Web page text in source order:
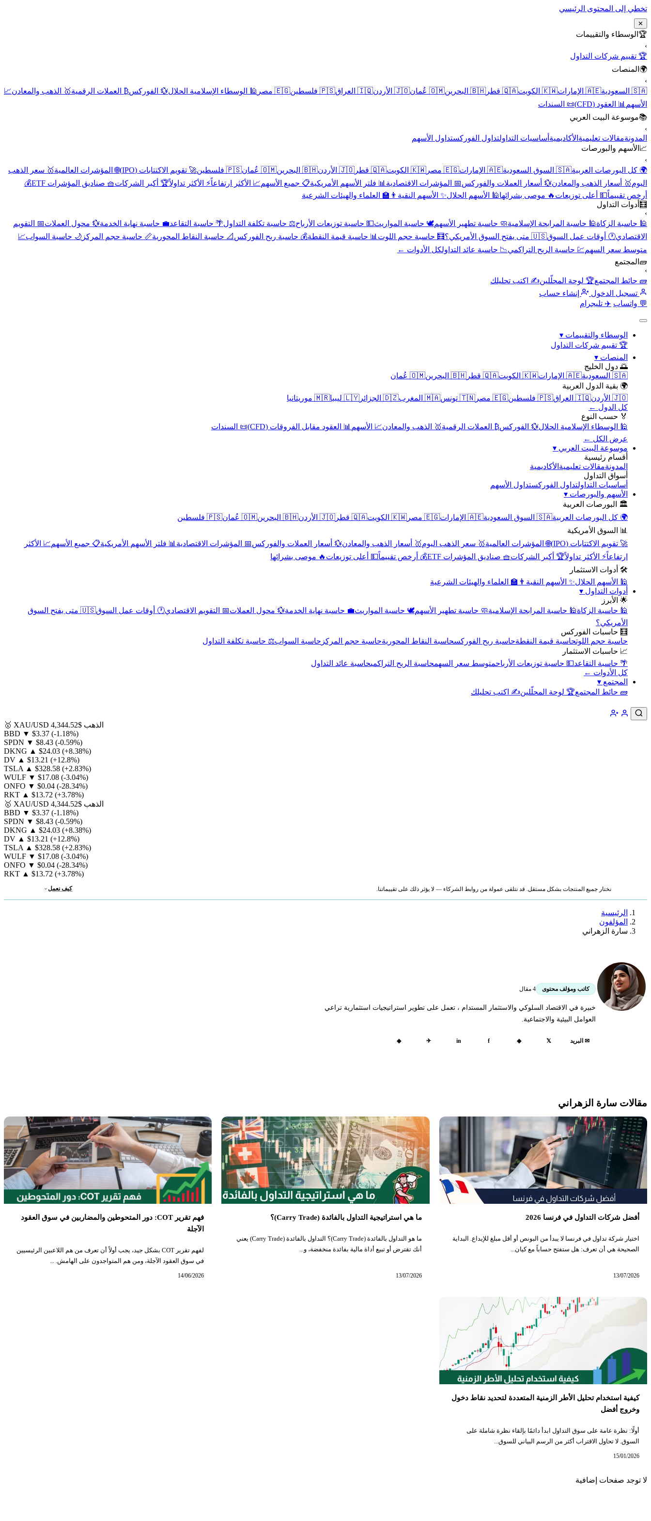
تخطي إلى المحتوى الرئيسي
✕
🏆 الوسطاء والتقييمات
›
🏆 تقييم شركات التداول
🌍 المنصات
›
🇸🇦 السعودية
🇦🇪 الإمارات 🇰🇼 الكويت 🇶🇦 قطر 🇧🇭 البحرين 🇴🇲 عُمان 🇯🇴 الأردن 🇮🇶 العراق 🇵🇸 فلسطين 🇪🇬 مصر 🕌 الوسطاء الإسلامية الحلال💱 الفوركس₿ العملات الرقمية🥇 الذهب والمعادن📈
الأسهم 📊 العقود (CFD)
📜 السندات
📚موسوعة البيت العربي
›
المدونةمقالات تعليمية الأكاديمية أساسيات التداولتداول الفوركستداول الأسهم
📈 الأسهم والبورصات
›
🌍 كل البورصات العربية🇸🇦 السوق السعودية 🇦🇪 الإمارات 🇪🇬 مصر 🇰🇼 الكويت 🇶🇦 قطر 🇯🇴 الأردن 🇧🇭 البحرين 🇴🇲 عُمان 🇵🇸 فلسطين 🚀 تقويم الاكتتابات (IPO) 🌐 المؤشرات العالمية🥇 سعر الذهب
اليوم🥇 أسعار الذهب والمعادن💱 أسعار العملات والفوركس📅 المؤشرات الاقتصادية 📊 فلتر الأسهم الأمريكية📋 جميع الأسهم📈 الأكثر ارتفاعاً⚡ الأكثر تداولاً🏆 أكبر الشركات🧺 صناديق المؤشرات ETF
💰
أرخص تقييماً💵 أعلى توزيعات 🔥 موصى بشرائها🕌 الأسهم الحلال✨ الأسهم النقية 👨‍🏫 العلماء والهيئات الشرعية
🧮 أدوات التداول
›
🕌 حاسبة الزكاة🕌 حاسبة المرابحة الإسلامية🧼 حاسبة تطهير الأسهم🕊️ حاسبة المواريث💵 حاسبة توزيعات الأرباح⚖️ حاسبة تكلفة التداول🌴 حاسبة التقاعد💼 حاسبة نهاية الخدمة💱 محول العملات📅 التقويم
الاقتصادي🕐 أوقات عمل السوق🇺🇸 متى يفتح السوق الأمريكي؟ 🧮 حاسبة حجم اللوت 📊 حاسبة قيمة النقطة💰 حاسبة ربح الفوركس 📐 حاسبة النقاط المحورية📏 حاسبة حجم المركز 🌙 حاسبة السواب📈
متوسط سعر السهم💹 حاسبة الربح التراكمي📉 حاسبة عائد التداولكل الأدوات ←
🧱 المجتمع
›
🧱 حائط المجتمع🏆 لوحة المحلّلين✍️ اكتب تحليلك
تسجيل الدخول
إنشاء حساب
💬 واتساب ✈️ تليجرام
الوسطاء والتقييمات ▾
🏆 تقييم شركات التداول
المنصات ▾
🌅 دول الخليج
🇸🇦 السعودية
🇦🇪 الإمارات 🇰🇼 الكويت 🇶🇦 قطر 🇧🇭 البحرين
🇴🇲 عُمان
🌍 بقية الدول العربية
🇯🇴 الأردن
🇮🇶 العراق 🇵🇸 فلسطين 🇪🇬 مصر 🇹🇳 تونس 🇲🇦 المغرب 🇩🇿 الجزائر 🇱🇾 ليبيا
🇲🇷 موريتانيا
كل الدول ←
🏅 حسب النوع
🕌 الوسطاء الإسلامية الحلال💱 الفوركس₿ العملات الرقمية🥇 الذهب والمعادن📈 الأسهم 📊 العقود مقابل الفروقات (CFD)
📜 السندات
عرض الكل ←
موسوعة البيت العربي ▾
أقسام رئيسية
المدونةمقالات تعليمية الأكاديمية
أسواق التداول
أساسيات التداولتداول الفوركستداول الأسهم
الأسهم والبورصات ▾
🏛️ البورصات العربية
🌍 كل البورصات العربية🇸🇦 السوق السعودية 🇦🇪 الإمارات 🇪🇬 مصر 🇰🇼 الكويت 🇶🇦 قطر 🇯🇴 الأردن 🇧🇭 البحرين 🇴🇲 عُمان
🇵🇸 فلسطين
📊 السوق الأمريكية
🚀 تقويم الاكتتابات (IPO)
🌐 المؤشرات العالمية🥇 سعر الذهب اليوم🥇 أسعار الذهب والمعادن💱 أسعار العملات والفوركس📅 المؤشرات الاقتصادية 📊 فلتر الأسهم الأمريكية📋 جميع الأسهم📈 الأكثر
ارتفاعاً⚡ الأكثر تداولاً🏆 أكبر الشركات🧺 صناديق المؤشرات ETF 💰 أرخص تقييماً💵 أعلى توزيعات 🔥 موصى بشرائها
🛠️ أدوات الاستثمار
🕌 الأسهم الحلال✨ الأسهم النقية 👨‍🏫 العلماء والهيئات الشرعية
أدوات التداول ▾
🌟 الأبرز
🕌 حاسبة الزكاة🕌 حاسبة المرابحة الإسلامية🧼 حاسبة تطهير الأسهم🕊️ حاسبة المواريث💼 حاسبة نهاية الخدمة💱 محول العملات📅 التقويم الاقتصادي🕐 أوقات عمل السوق
🇺🇸 متى يفتح السوق
الأمريكي؟
🧮 حاسبات الفوركس
حاسبة حجم اللوتحاسبة قيمة النقطةحاسبة ربح الفوركسحاسبة النقاط المحوريةحاسبة حجم المركز حاسبة السواب⚖️ حاسبة تكلفة التداول
📈 حاسبات الاستثمار
🌴 حاسبة التقاعد💵 حاسبة توزيعات الأرباحمتوسط سعر السهمحاسبة الربح التراكميحاسبة عائد التداول
كل الأدوات ←
المجتمع ▾
🧱 حائط المجتمع🏆 لوحة المحلّلين✍️ اكتب تحليلك
🥇 XAU/USD الذهب $4,344.52
BBD ▼ $3.37 (-1.18%)
SPDN ▼ $8.43 (-0.59%)
DKNG ▲ $24.03 (+8.38%)
DV ▲ $13.21 (+12.8%)
TSLA ▲ $328.58 (+2.83%)
WULF ▼ $17.08 (-3.04%)
ONFO ▼ $0.04 (-28.34%)
RKT ▲ $13.72 (+3.78%)
🥇 XAU/USD الذهب $4,344.52
BBD ▼ $3.37 (-1.18%)
SPDN ▼ $8.43 (-0.59%)
DKNG ▲ $24.03 (+8.38%)
DV ▲ $13.21 (+12.8%)
TSLA ▲ $328.58 (+2.83%)
WULF ▼ $17.08 (-3.04%)
ONFO ▼ $0.04 (-28.34%)
RKT ▲ $13.72 (+3.78%)
نختار جميع المنتجات بشكل مستقل. قد نتلقى عمولة من روابط الشركاء — لا يؤثر ذلك على تقييماتنا. كيف نعمل
الرئيسية
المؤلفون
سارة الزهراني
كاتب ومؤلف محتوى 4 مقال
خبيرة في الاقتصاد السلوكي والاستثمار المستدام ، تعمل على تطوير استراتيجيات استثمارية تراعي
العوامل البيئية والاجتماعية.
✉ البريد 𝕏
◈
f
in
✈
◈
مقالات سارة الزهراني
أفضل شركات التداول في فرنسا 2026
اختيار شركة تداول في فرنسا لا يبدأ من البونص أو أقل مبلغ للإيداع. البداية
الصحيحة هي أن تعرف: هل ستفتح حساباً مع كيان...
13/07/2026
ما هي استراتيجية التداول بالفائدة (Carry Trade)؟
ما هو التداول بالفائدة (Carry Trade)؟ التداول بالفائدة (Carry Trade) يعني
أنك تقترض أو تبيع أداة مالية بفائدة منخفضة، و...
13/07/2026
فهم تقرير COT: دور المتحوطين والمضاربين في سوق العقود
الآجلة
لفهم تقرير COT بشكل جيد، يجب أولاً أن تعرف من هم اللاعبين الرئيسيين
في سوق العقود الآجلة، ومن هم المتواجدون على الهامش. ...
14/06/2026
كيفية استخدام تحليل الأطر الزمنية المتعددة لتحديد نقاط دخول
وخروج أفضل
أولًا: نظرة عامة على سوق التداول ابدأ دائمًا بإلقاء نظرة شاملة على
السوق. لا تحاول الاقتراب أكثر من الرسم البياني للسوق...
15/01/2026
لا توجد صفحات إضافية